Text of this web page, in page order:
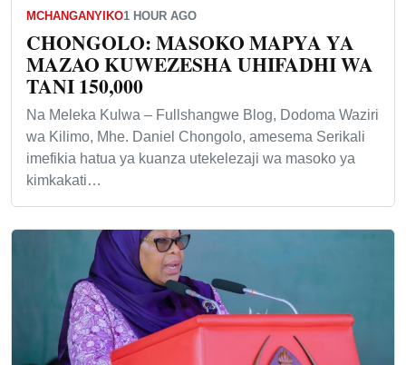
MCHANGANYIKO1 HOUR AGO
CHONGOLO: MASOKO MAPYA YA
MAZAO KUWEZESHA UHIFADHI WA
TANI 150,000
Na Meleka Kulwa – Fullshangwe Blog, Dodoma Waziri
wa Kilimo, Mhe. Daniel Chongolo, amesema Serikali
imefikia hatua ya kuanza utekelezaji wa masoko ya
kimkakati…